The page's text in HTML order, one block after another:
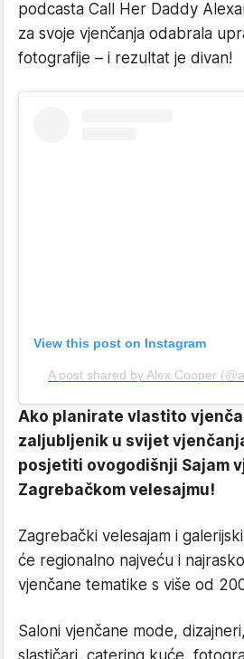
podcasta Call Her Daddy
za svoje vjenčanja odabrala
fotografije – i rezultat je divan!
View this post on Instagram
A post shared by Alex Cooper
Ako planirate vlastito
zaljubljenik u svijet
posjetiti ovogodišnji Sajam
Zagrebačkom velesajmu!
Zagrebački velesajam i
će regionalno najveću i
vjenčane tematike s više od
Saloni vjenčane mode,